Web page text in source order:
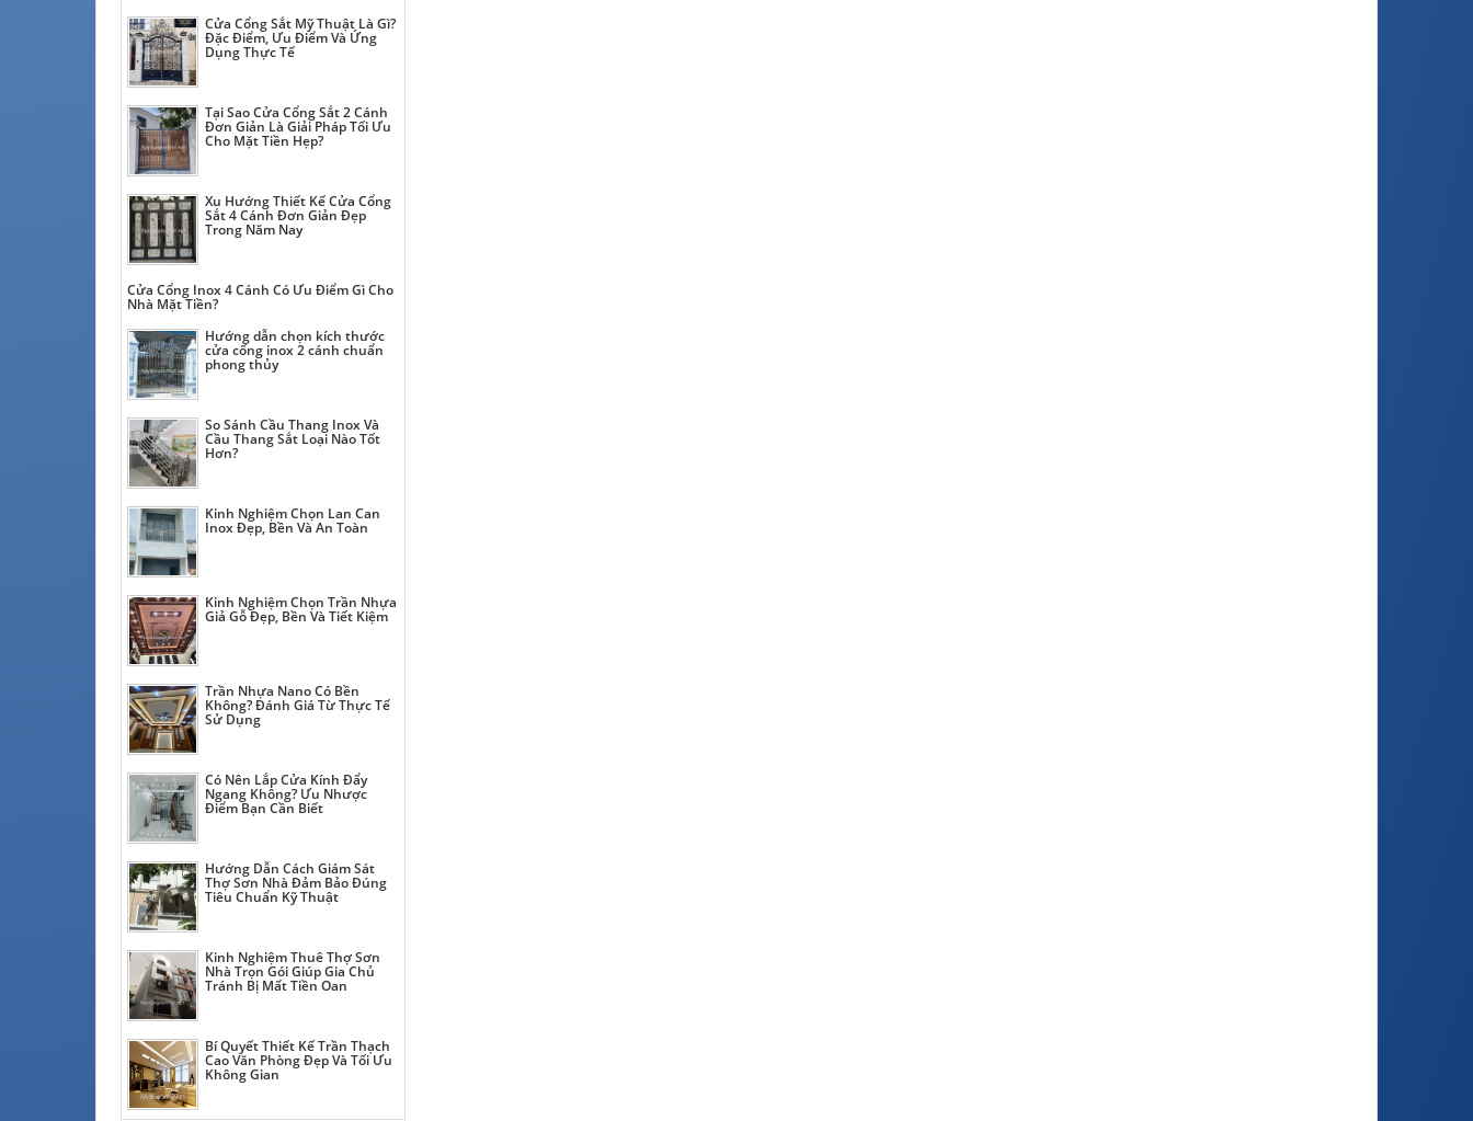
Cửa Cổng Sắt Mỹ Thuật Là Gì?
Đặc Điểm, Ưu Điểm Và Ứng
Dụng Thực Tế
Tại Sao Cửa Cổng Sắt 2 Cánh
Đơn Giản Là Giải Pháp Tối Ưu
Cho Mặt Tiền Hẹp?
Xu Hướng Thiết Kế Cửa Cổng
Sắt 4 Cánh Đơn Giản Đẹp
Trong Năm Nay
Cửa Cổng Inox 4 Cánh Có Ưu Điểm Gì Cho
Nhà Mặt Tiền?
Hướng dẫn chọn kích thước
cửa cổng inox 2 cánh chuẩn
phong thủy
So Sánh Cầu Thang Inox Và
Cầu Thang Sắt Loại Nào Tốt
Hơn?
Kinh Nghiệm Chọn Lan Can
Inox Đẹp, Bền Và An Toàn
Kinh Nghiệm Chọn Trần Nhựa
Giả Gỗ Đẹp, Bền Và Tiết Kiệm
Trần Nhựa Nano Có Bền
Không? Đánh Giá Từ Thực Tế
Sử Dụng
Có Nên Lắp Cửa Kính Đẩy
Ngang Không? Ưu Nhược
Điểm Bạn Cần Biết
Hướng Dẫn Cách Giám Sát
Thợ Sơn Nhà Đảm Bảo Đúng
Tiêu Chuẩn Kỹ Thuật
Kinh Nghiệm Thuê Thợ Sơn
Nhà Trọn Gói Giúp Gia Chủ
Tránh Bị Mất Tiền Oan
Bí Quyết Thiết Kế Trần Thạch
Cao Văn Phòng Đẹp Và Tối Ưu
Không Gian